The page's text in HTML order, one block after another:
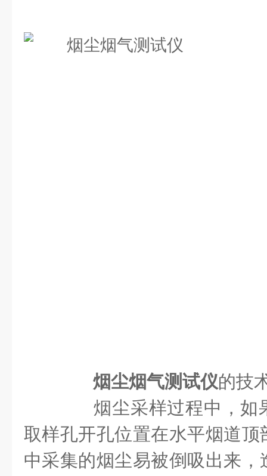
烟尘烟气测试仪的技
烟尘采样过程中，如
取样孔开孔位置在水平烟道
中采集的烟尘易被倒吸出来